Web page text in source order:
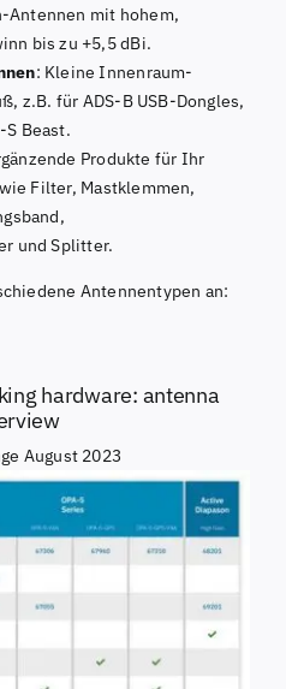
Antennen mit hohem,
bis zu +5,5 dBi.
: Kleine Innenraum-
z.B. für ADS-B USB-Dongles,
S Beast.
Produkte für Ihr
Filter, Mastklemmen,
und Splitter.
Antennentypen an:
hardware: antenna
August 2023